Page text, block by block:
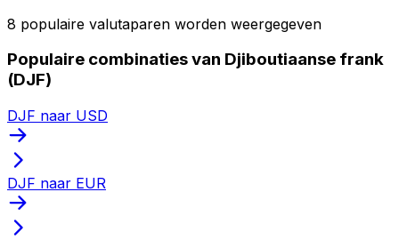
8 populaire valutaparen worden weergegeven
Populaire combinaties van Djiboutiaanse frank
(DJF)
DJF naar USD
DJF naar EUR